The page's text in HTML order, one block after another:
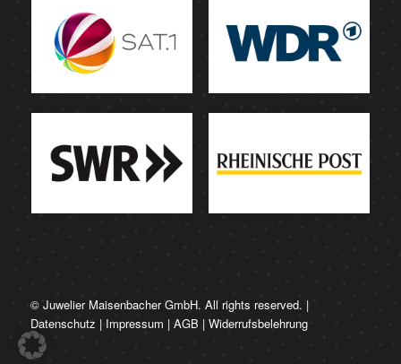
© Juwelier Maisenbacher GmbH. All rights reserved. |
Datenschutz | Impressum | AGB | Widerrufsbelehrung